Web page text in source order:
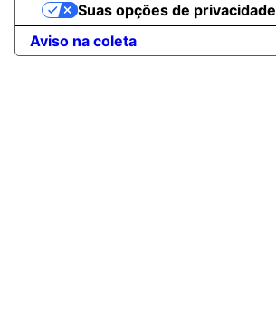
Aviso na coleta
Suas opções de privacidade